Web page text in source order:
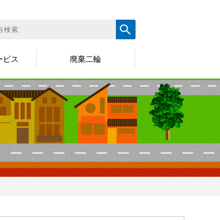
ビス 廃棄二輪